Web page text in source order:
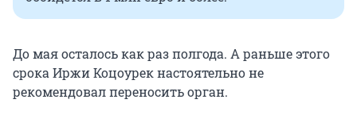
До мая осталось как раз полгода. А раньше этого
срока Иржи Коцоурек настоятельно не
рекомендовал переносить орган.